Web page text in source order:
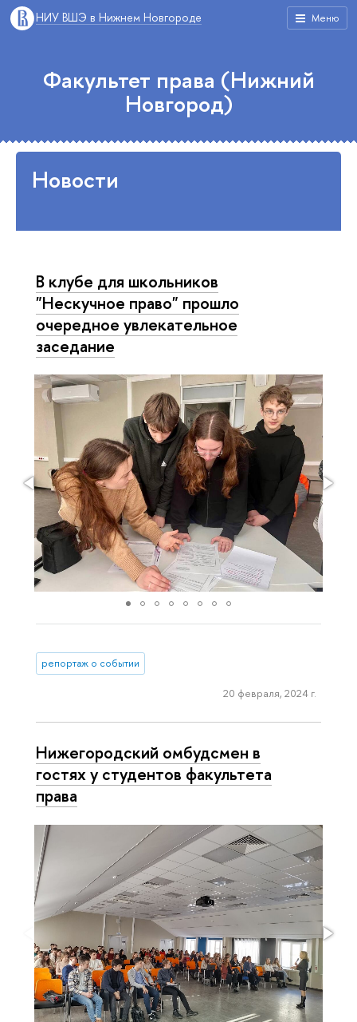
Меню
НИУ ВШЭ в Нижнем Новгороде
Факультет права (Нижний
Новгород)
Новости
В клубе для школьников
"Нескучное право" прошло
очередное увлекательное
заседание
репортаж о событии
20 февраля, 2024 г.
Нижегородский омбудсмен в
гостях у студентов факультета
права